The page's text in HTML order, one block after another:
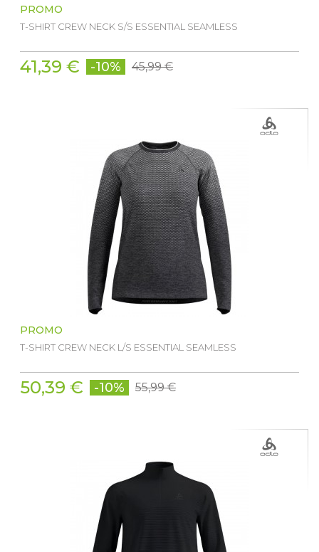
PROMO
T-SHIRT CREW NECK S/S ESSENTIAL SEAMLESS
41,39 € -10% 45,99 €
PROMO
T-SHIRT CREW NECK L/S ESSENTIAL SEAMLESS
50,39 € -10% 55,99 €